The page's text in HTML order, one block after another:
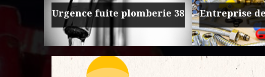
Urgence fuite plomberie 38 Entreprise